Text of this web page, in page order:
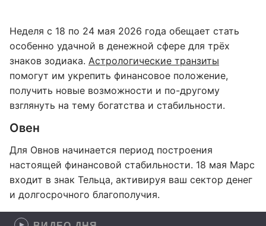
Неделя с 18 по 24 мая 2026 года обещает стать
особенно удачной в денежной сфере для трёх
знаков зодиака. Астрологические транзиты
помогут им укрепить финансовое положение,
получить новые возможности и по-другому
взглянуть на тему богатства и стабильности.
Овен
Для Овнов начинается период построения
настоящей финансовой стабильности. 18 мая Марс
входит в знак Тельца, активируя ваш сектор денег
и долгосрочного благополучия.